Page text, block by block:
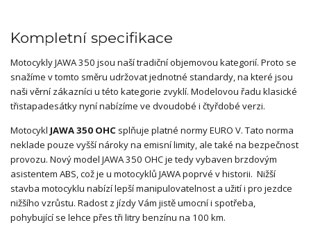
Kompletní specifikace
Motocykly JAWA 350 jsou naší tradiční objemovou kategorií. Proto se
snažíme v tomto směru udržovat jednotné standardy, na které jsou
naši věrní zákazníci u této kategorie zvyklí. Modelovou řadu klasické
třistapadesátky nyní nabízíme ve dvoudobé i čtyřdobé verzi.
Motocykl JAWA 350 OHC splňuje platné normy EURO V. Tato norma
neklade pouze vyšší nároky na emisní limity, ale také na bezpečnost
provozu. Nový model JAWA 350 OHC je tedy vybaven brzdovým
asistentem ABS, což je u motocyklů JAWA poprvé v historii. Nižší
stavba motocyklu nabízí lepší manipulovatelnost a užití i pro jezdce
nižšího vzrůstu. Radost z jízdy Vám jistě umocní i spotřeba,
pohybující se lehce přes tři litry benzínu na 100 km.